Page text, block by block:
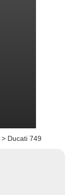
> Ducati 749